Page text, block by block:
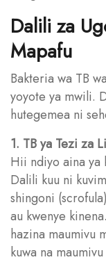
Dalili za
Mapafu
Bakteria wa TB
yoyote ya mwili.
hutegemea ni
1. TB ya Tezi za
Hii ndiyo aina ya
Dalili kuu ni
shingoni
au kwenye
hazina maumivu
kuwa na